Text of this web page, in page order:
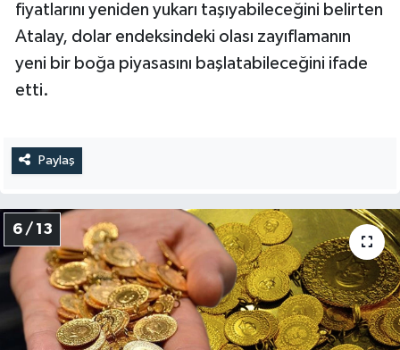
fiyatlarını yeniden yukarı taşıyabileceğini belirten
Atalay, dolar endeksindeki olası zayıflamanın
yeni bir boğa piyasasını başlatabileceğini ifade
etti.
Paylaş
6 / 13